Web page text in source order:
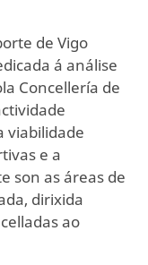
de Vigo
á análise
Concellería de
viabilidade
e a
son as áreas de
dirixida
ao